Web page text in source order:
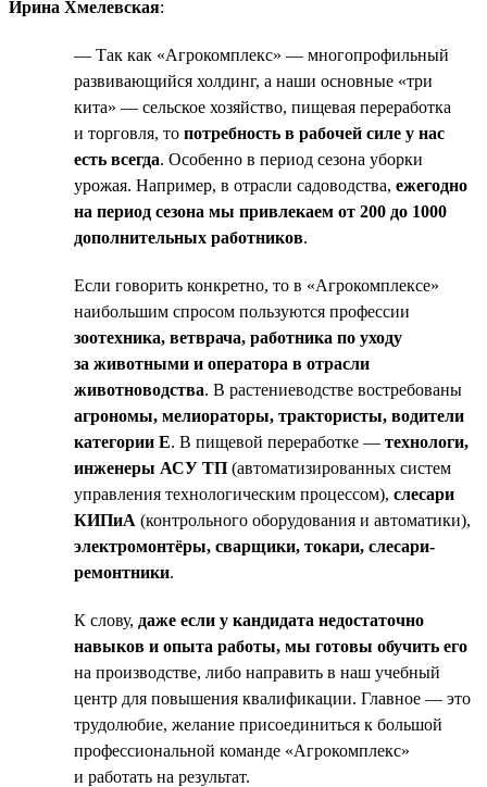
Ирина Хмелевская:
— Так как «Агрокомплекс» — многопрофильный
развивающийся холдинг, а наши основные «три
кита» — сельское хозяйство, пищевая переработка
и торговля, то потребность в рабочей силе у нас
есть всегда. Особенно в период сезона уборки
урожая. Например, в отрасли садоводства, ежегодно
на период сезона мы привлекаем от 200 до 1000
дополнительных работников.
Если говорить конкретно, то в «Агрокомплексе»
наибольшим спросом пользуются профессии
зоотехника, ветврача, работника по уходу
за животными и оператора в отрасли
животноводства. В растениеводстве востребованы
агрономы, мелиораторы, трактористы, водители
категории Е. В пищевой переработке — технологи,
инженеры АСУ ТП (автоматизированных систем
управления технологическим процессом), слесари
КИПиА (контрольного оборудования и автоматики),
электромонтёры, сварщики, токари, слесари-
ремонтники.
К слову, даже если у кандидата недостаточно
навыков и опыта работы, мы готовы обучить его
на производстве, либо направить в наш учебный
центр для повышения квалификации. Главное — это
трудолюбие, желание присоединиться к большой
профессиональной команде «Агрокомплекс»
и работать на результат.